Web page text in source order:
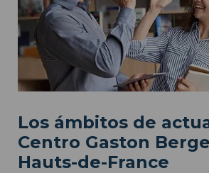
Los ámbitos de
Centro Gaston
Hauts-de-France